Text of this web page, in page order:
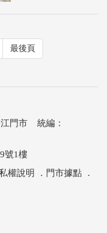
最後頁
江門市 統編：
號1樓
權說明 ． 門市據點 ．